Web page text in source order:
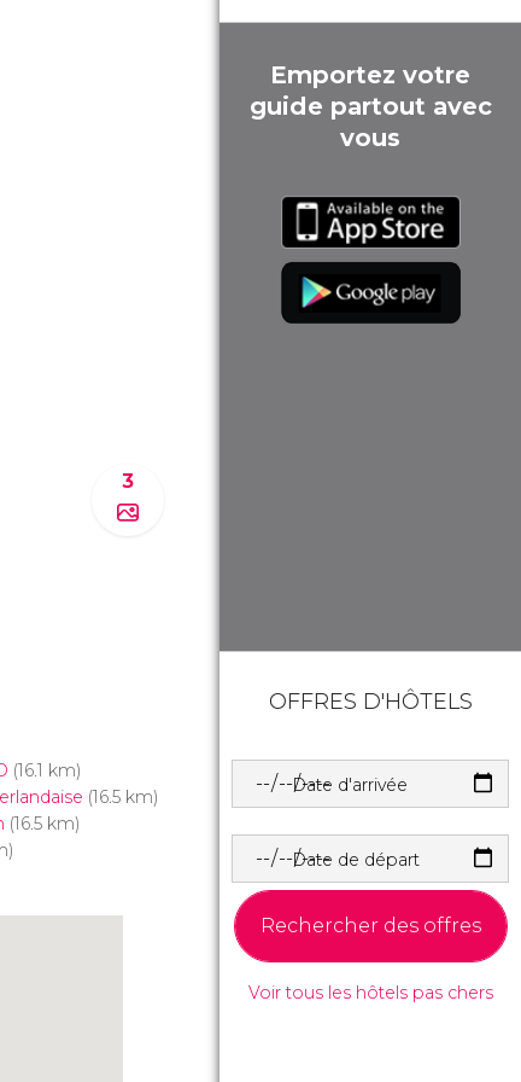
3
(16.1 km)
(16.5 km)
(16.5 km)
Emportez votre
guide partout avec
vous
OFFRES D'HÔTELS
Date d'arrivée
Date de départ
Rechercher des offres
Voir tous les hôtels pas chers